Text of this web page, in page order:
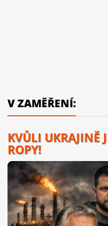
V ZAMĚŘENÍ:
KVŮLI UKRAJINĚ
ROPY!